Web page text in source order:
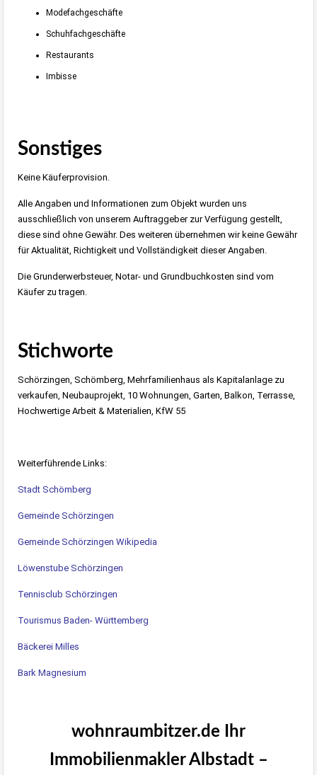
Modefachgeschäfte
Schuhfachgeschäfte
Restaurants
Imbisse
Sonstiges
Keine Käuferprovision.
Alle Angaben und Informationen zum Objekt wurden uns
ausschließlich von unserem Auftraggeber zur Verfügung gestellt,
diese sind ohne Gewähr. Des weiteren übernehmen wir keine Gewähr
für Aktualität, Richtigkeit und Vollständigkeit dieser Angaben.
Die Grunderwerbsteuer, Notar- und Grundbuchkosten sind vom
Käufer zu tragen.
Stichworte
Schörzingen, Schömberg, Mehrfamilienhaus als Kapitalanlage zu
verkaufen, Neubauprojekt, 10 Wohnungen, Garten, Balkon, Terrasse,
Hochwertige Arbeit & Materialien, KfW 55
Weiterführende Links:
Stadt Schömberg
Gemeinde Schörzingen
Gemeinde Schörzingen Wikipedia
Löwenstube Schörzingen
Tennisclub Schörzingen
Tourismus Baden- Württemberg
Bäckerei Milles
Bark Magnesium
wohnraumbitzer.de Ihr
Immobilienmakler Albstadt –